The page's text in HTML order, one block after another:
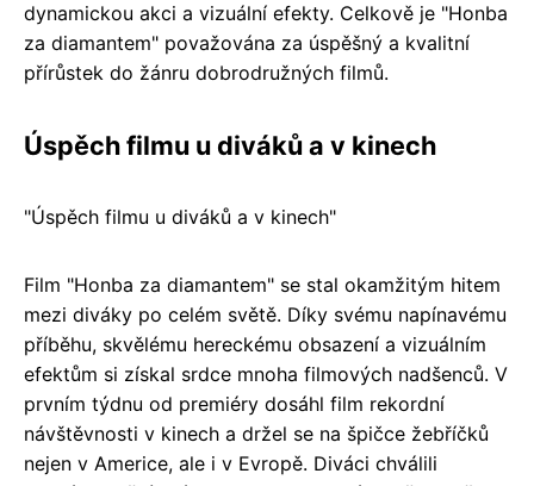
dynamickou akci a vizuální efekty. Celkově je "Honba
za diamantem" považována za úspěšný a kvalitní
přírůstek do žánru dobrodružných filmů.
Úspěch filmu u diváků a v kinech
"Úspěch filmu u diváků a v kinech"
Film "Honba za diamantem" se stal okamžitým hitem
mezi diváky po celém světě. Díky svému napínavému
příběhu, skvělému hereckému obsazení a vizuálním
efektům si získal srdce mnoha filmových nadšenců. V
prvním týdnu od premiéry dosáhl film rekordní
návštěvnosti v kinech a držel se na špičce žebříčků
nejen v Americe, ale i v Evropě. Diváci chválili